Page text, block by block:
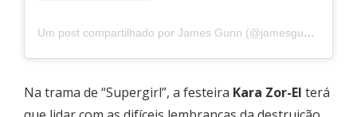
Um post compartilhado por James Gunn (@jamesgunn)
Na trama de “Supergirl”, a festeira Kara Zor-El terá